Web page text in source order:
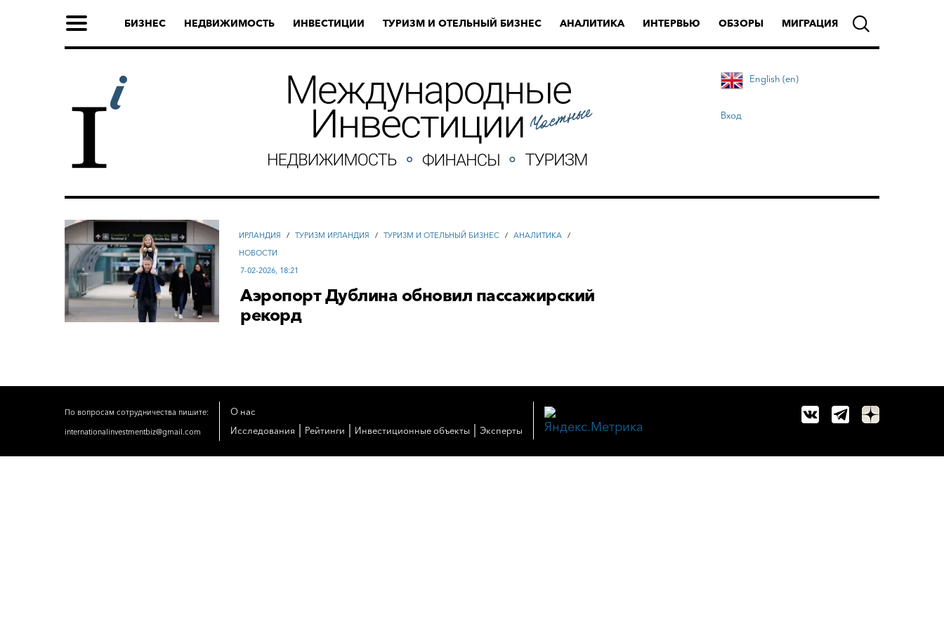
БИЗНЕС НЕДВИЖИМОСТЬ ИНВЕСТИЦИИ ТУРИЗМ И ОТЕЛЬНЫЙ БИЗНЕС АНАЛИТИКА ИНТЕРВЬЮ ОБЗОРЫ МИГРАЦИЯ
English (en)
Вход
ИРЛАНДИЯ / ТУРИЗМ ИРЛАНДИЯ / ТУРИЗМ И ОТЕЛЬНЫЙ БИЗНЕС / АНАЛИТИКА /
НОВОСТИ
7-02-2026, 18:21
Аэропорт Дублина обновил пассажирский
рекорд
По вопросам сотрудничества пишите:
internationalinvestmentbiz@gmail.com
О нас
Исследования
Рейтинги Инвестиционные объекты Эксперты